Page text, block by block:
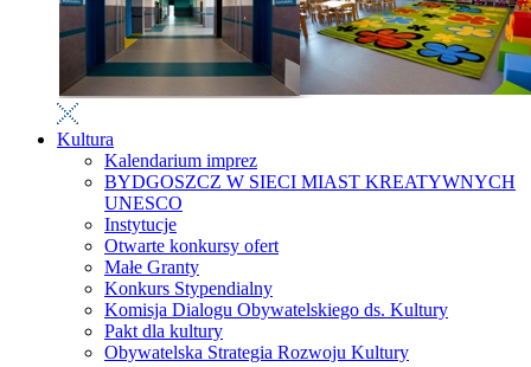
Kultura
Kalendarium imprez
BYDGOSZCZ W SIECI MIAST KREATYWNYCH
UNESCO
Instytucje
Otwarte konkursy ofert
Małe Granty
Konkurs Stypendialny
Komisja Dialogu Obywatelskiego ds. Kultury
Pakt dla kultury
Obywatelska Strategia Rozwoju Kultury